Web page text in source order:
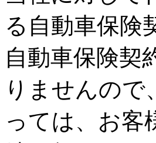
る自動車保険
自動車保険契
りませんので
っては、お客